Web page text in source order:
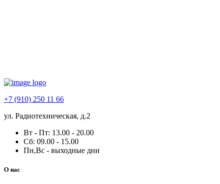
+7 (910) 250 11 66
ул. Радиотехническая, д.2
Вт - Пт: 13.00 - 20.00
Сб: 09.00 - 15.00
Пн,Вс - выходные дни
О нас